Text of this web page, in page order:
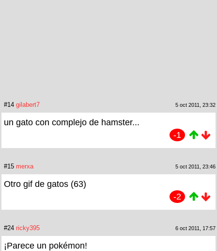
#14 gilabert7 5 oct 2011, 23:32
un gato con complejo de hamster...
-1
#15 merxa 5 oct 2011, 23:46
Otro gif de gatos (63)
-2
#24 ricky395 6 oct 2011, 17:57
¡Parece un pokémon!